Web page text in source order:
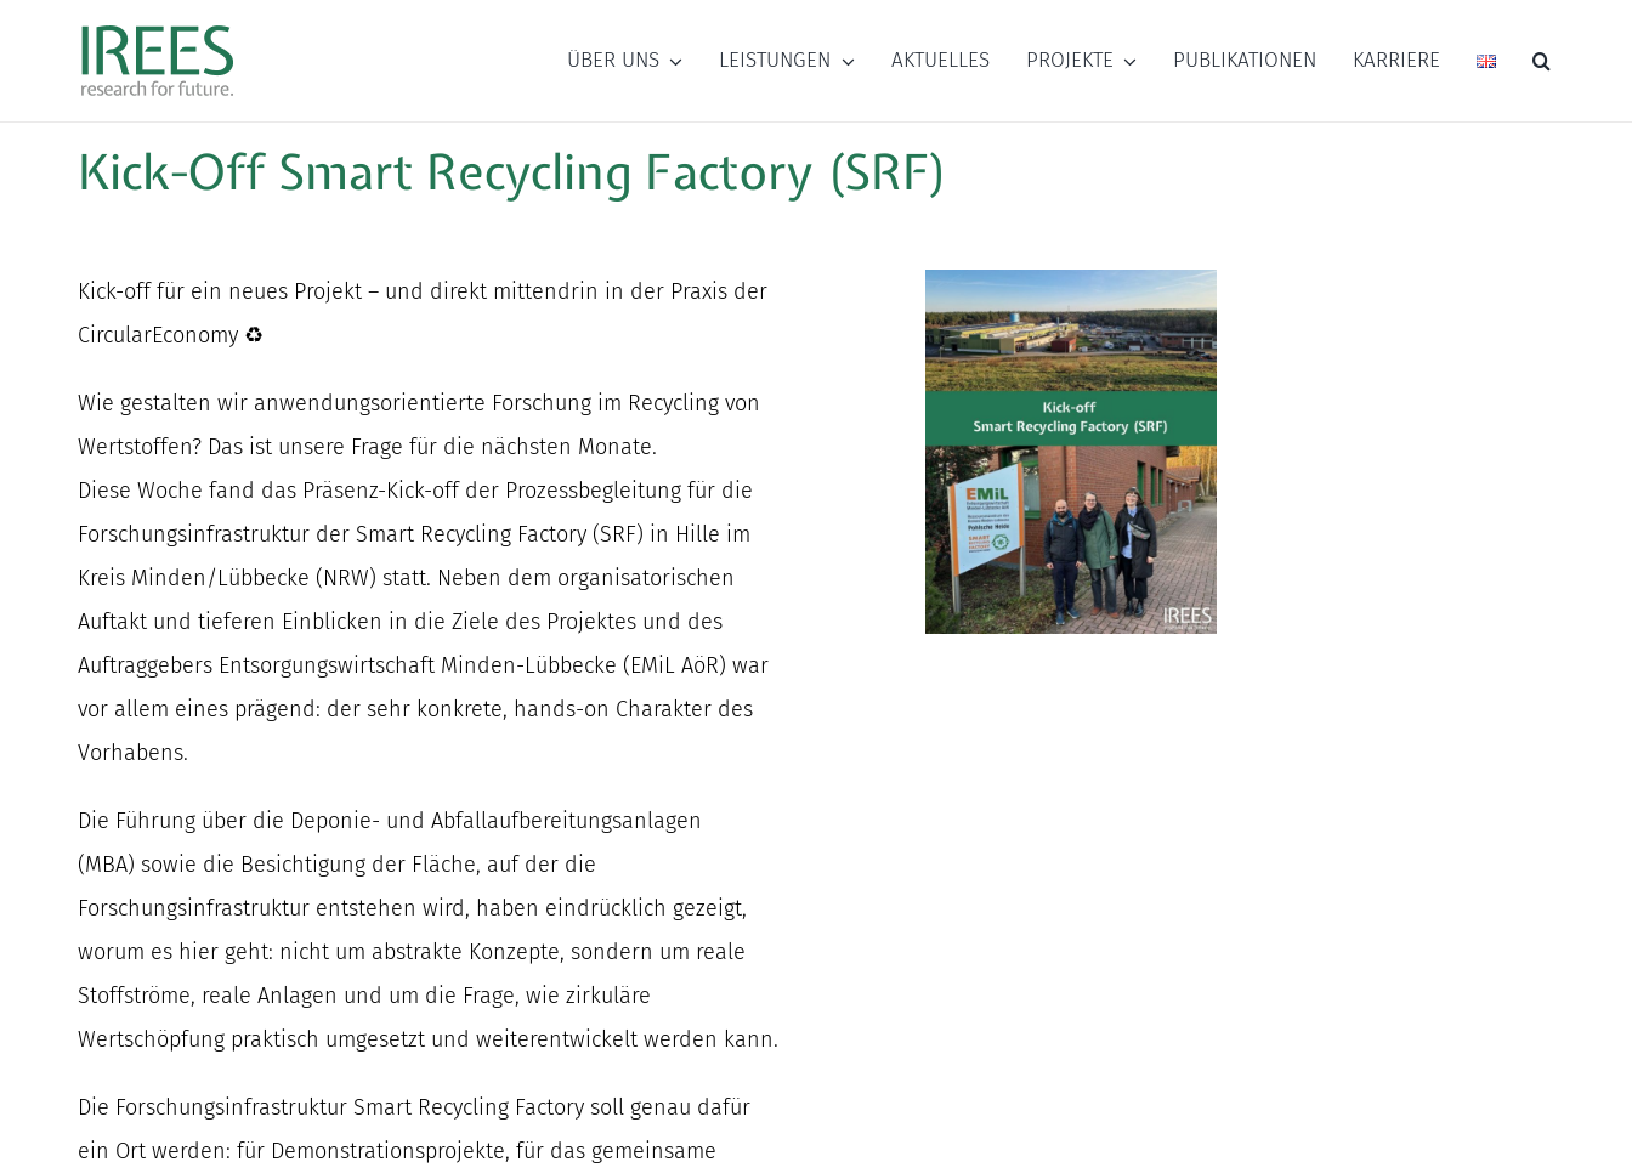
ÜBER UNS LEISTUNGEN AKTUELLES PROJEKTE PUBLIKATIONEN KARRIERE
Kick-Off Smart Recycling Factory (SRF)
Kick-off für ein neues Projekt – und direkt mittendrin in der Praxis der
CircularEconomy ♻️
Wie gestalten wir anwendungsorientierte Forschung im Recycling von
Wertstoffen? Das ist unsere Frage für die nächsten Monate.
Diese Woche fand das Präsenz-Kick-off der Prozessbegleitung für die
Forschungsinfrastruktur der Smart Recycling Factory (SRF) in Hille im
Kreis Minden/Lübbecke (NRW) statt. Neben dem organisatorischen
Auftakt und tieferen Einblicken in die Ziele des Projektes und des
Auftraggebers Entsorgungswirtschaft Minden-Lübbecke (EMiL AöR) war
vor allem eines prägend: der sehr konkrete, hands-on Charakter des
Vorhabens.
Die Führung über die Deponie- und Abfallaufbereitungsanlagen
(MBA) sowie die Besichtigung der Fläche, auf der die
Forschungsinfrastruktur entstehen wird, haben eindrücklich gezeigt,
worum es hier geht: nicht um abstrakte Konzepte, sondern um reale
Stoffströme, reale Anlagen und um die Frage, wie zirkuläre
Wertschöpfung praktisch umgesetzt und weiterentwickelt werden kann.
Die Forschungsinfrastruktur Smart Recycling Factory soll genau dafür
ein Ort werden: für Demonstrationsprojekte, für das gemeinsame